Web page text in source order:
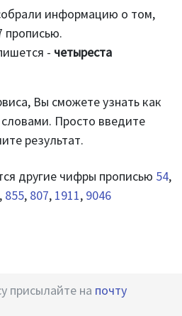
информацию о том,
прописью.
- четыреста
Вы сможете узнать как
Просто введите
результат.
другие чифры прописью 54,
, 855, 807, 1911, 9046
присылайте на почту